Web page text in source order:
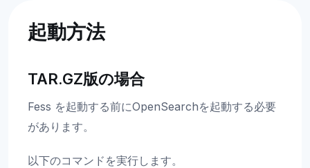
起動方法
TAR.GZ版の場合
Fess を起動する前にOpenSearchを起動する必要
があります。
以下のコマンドを実行します。